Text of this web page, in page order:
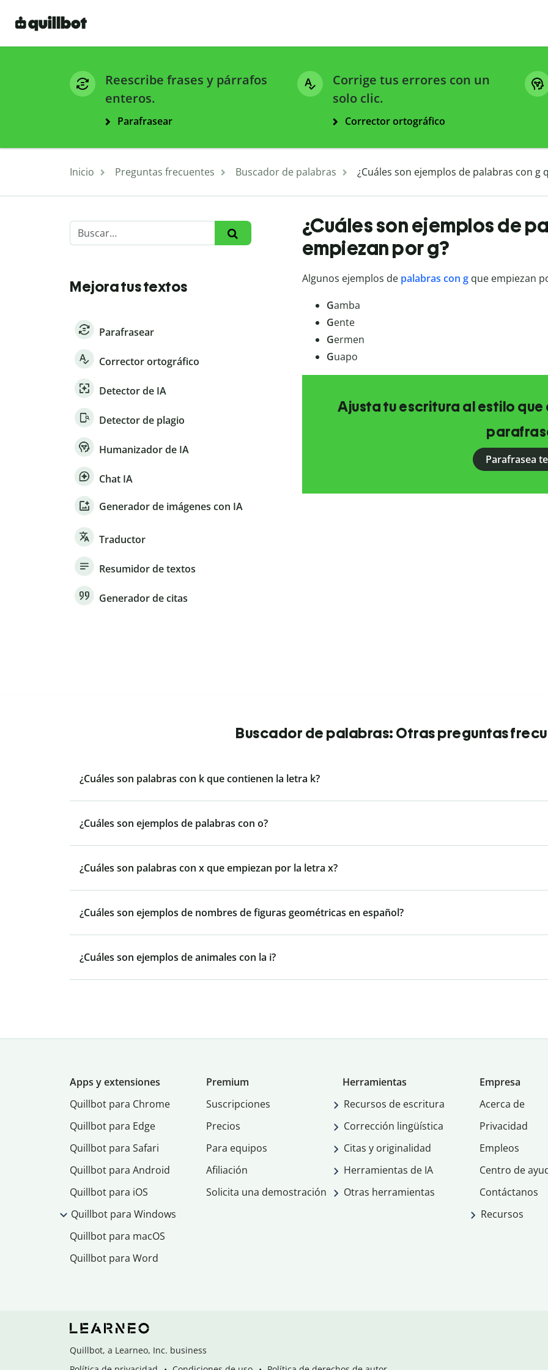
Reescribe frases y párrafos
enteros.
Parafrasear
Corrige tus errores con un
solo clic.
Corrector ortográfico
Inicio Preguntas frecuentes Buscador de palabras ¿Cuáles son ejemplos de palabras con g
Mejora tus textos
Parafrasear
Corrector ortográfico
Detector de IA
Detector de plagio
Humanizador de IA
Chat IA
Generador de imágenes con IA
Traductor
Resumidor de textos
Generador de citas
¿Cuáles son ejemplos de
empiezan por g?
Algunos ejemplos de palabras con gque empiezan
Gamba
Gente
Germen
Guapo
Ajusta tu escritura al estilo
Parafrasea
Buscador de palabras: Otras preguntas
¿Cuáles son palabras con k que contienen la letra k?
¿Cuáles son ejemplos de palabras con o?
¿Cuáles son palabras con x que empiezan por la letra x?
¿Cuáles son ejemplos de nombres de figuras geométricas en español?
¿Cuáles son ejemplos de animales con la i?
Apps y extensiones
Quillbot para Chrome
Quillbot para Edge
Quillbot para Safari
Quillbot para Android
Quillbot para iOS
Quillbot para Windows
Quillbot para macOS
Quillbot para Word
Premium
Suscripciones
Precios
Para equipos
Afiliación
Solicita una demostración
Herramientas
Recursos de escritura
Corrección lingüística
Citas y originalidad
Herramientas de IA
Otras herramientas
Empresa
Acerca de
Privacidad
Empleos
Centro de
Contáctanos
Recursos
Quillbot, a Learneo, Inc. business